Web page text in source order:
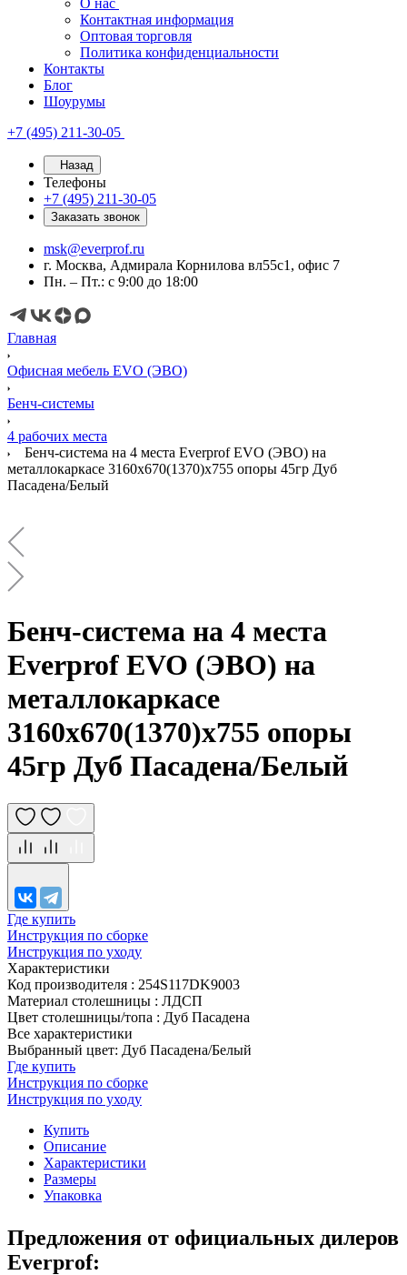
О нас
Контактная информация
Оптовая торговля
Политика конфиденциальности
Контакты
Блог
Шоурумы
+7 (495) 211-30-05
Назад
Телефоны
+7 (495) 211-30-05
Заказать звонок
msk@everprof.ru
г. Москва, Адмирала Корнилова вл55с1, офис 7
Пн. – Пт.: с 9:00 до 18:00
Главная
Офисная мебель EVO (ЭВО)
Бенч-системы
4 рабочих места
Бенч-система на 4 места Everprof EVO (ЭВО) на
металлокаркасе 3160х670(1370)x755 опоры 45гр Дуб
Пасадена/Белый
Бенч-система на 4 места
Everprof EVO (ЭВО) на
металлокаркасе
3160х670(1370)x755 опоры
45гр Дуб Пасадена/Белый
Где купить
Инструкция по сборке
Инструкция по уходу
Характеристики
Код производителя : 254S117DK9003
Материал столешницы : ЛДСП
Цвет столешницы/топа : Дуб Пасадена
Все характеристики
Выбранный цвет: Дуб Пасадена/Белый
Где купить
Инструкция по сборке
Инструкция по уходу
Купить
Описание
Характеристики
Размеры
Упаковка
Предложения от официальных дилеров
Everprof: